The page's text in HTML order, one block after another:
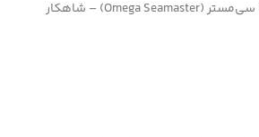
راهنمای جامع ساعت امگا سی‌مستر (Omega Seamaster) – شاهکار